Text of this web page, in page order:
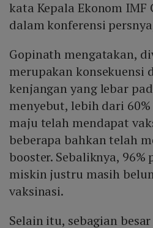
kata Kepala Ekonom IMF
dalam konferensi
Gopinath mengatakan,
merupakan konsekuensi
kenjangan yang lebar
menyebut, lebih dari
maju telah mendapat
beberapa bahkan telah
booster. Sebaliknya,
miskin justru masih
vaksinasi.
Selain itu, sebagian